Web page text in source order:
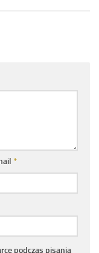
*
podczas pisania